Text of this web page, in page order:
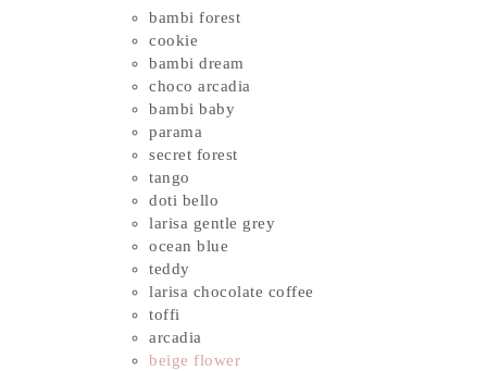
bambi forest
cookie
bambi dream
choco arcadia
bambi baby
parama
secret forest
tango
doti bello
larisa gentle grey
ocean blue
teddy
larisa chocolate coffee
toffi
arcadia
beige flower